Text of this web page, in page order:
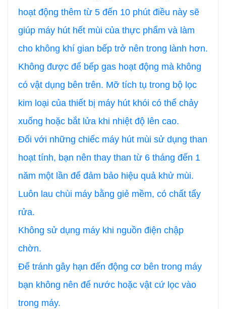
hoạt động thêm từ 5 đến 10 phút điều này sẽ
giúp máy hút hết mùi của thực phẩm và làm
cho không khí gian bếp trở nên trong lành hơn.
Không được để bếp gas hoạt động mà không
có vật dụng bên trên. Mỡ tích tụ trong bộ lọc
kim loại của thiết bị máy hút khói có thể chảy
xuống hoặc bắt lửa khi nhiệt độ lên cao.
Đối với những chiếc máy hút mùi sử dụng than
hoạt tính, bạn nên thay than từ 6 tháng đến 1
năm một lần để đảm bảo hiệu quả khử mùi.
Luôn lau chùi máy bằng giẻ mềm, có chất tẩy
rửa.
Không sử dụng máy khi nguồn điện chập
chờn.
Để tránh gây hạn đến động cơ bên trong máy
bạn không nên để nước hoặc vật cứ lọc vào
trong máy.